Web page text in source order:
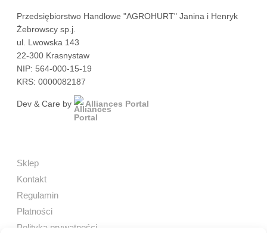
Przedsiębiorstwo Handlowe "AGROHURT" Janina i Henryk
Żebrowscy sp.j.
ul. Lwowska 143
22-300 Krasnystaw
NIP: 564-000-15-19
KRS: 0000082187
Dev & Care by Alliances Portal
Sklep
Kontakt
Regulamin
Płatności
Polityka prywatności